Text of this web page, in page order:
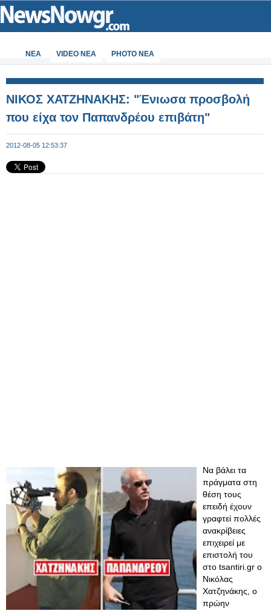
ΝΕΑ VIDEO NEA PHOTO NEA
ΝΙΚΟΣ ΧΑΤΖΗΝΑΚΗΣ: "Ένιωσα προσβολή
που είχα τον Παπανδρέου επιβάτη"
2012-08-05 12:53:37
Να βάλει τα
πράγματα στη
θέση τους
επειδή έχουν
γραφτεί πολλές
ανακρίβειες
επιχειρεί με
επιστολή του
στο tsantiri.gr ο
Νικόλας
Χατζηνάκης, ο
πρώην